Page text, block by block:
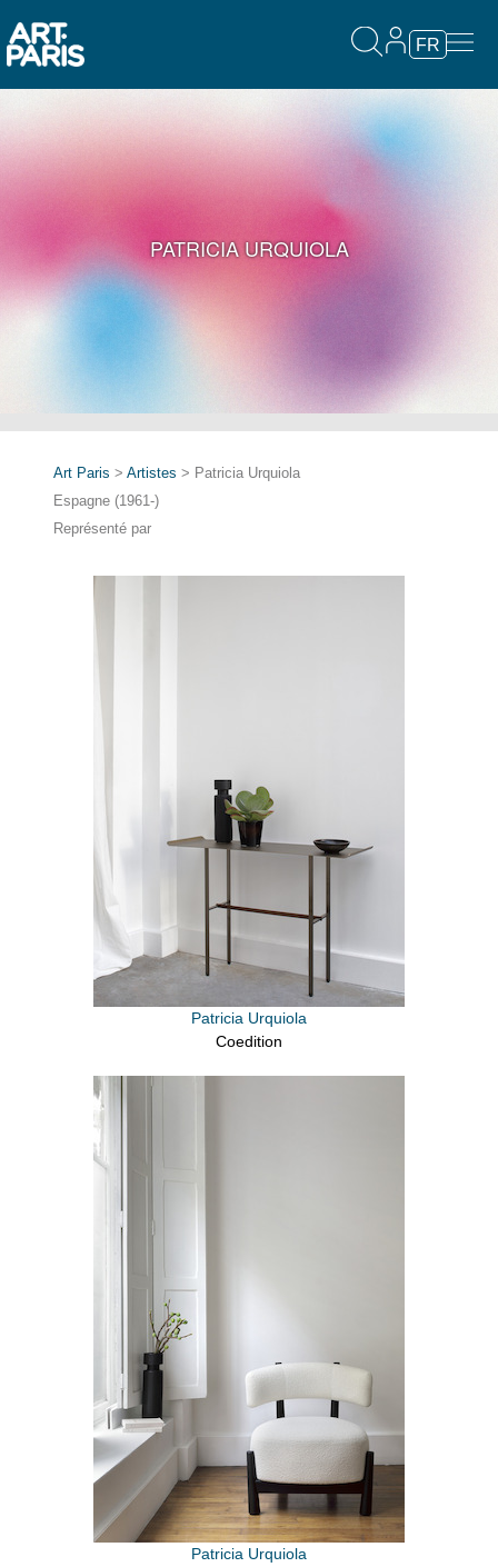
FR
PATRICIA URQUIOLA
Art Paris > Artistes > Patricia Urquiola
Espagne (1961-)
Représenté par
Patricia Urquiola
Coedition
Patricia Urquiola